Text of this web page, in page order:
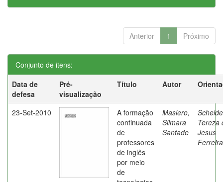
Anterior 1 Próximo
Conjunto de itens:
Data de
defesa
Pré-
visualização
Título Autor
23-Set-2010
A formação
continuada
de
professores
de inglês
por meio
de
Masiero,
Silmara
Santade
Tereza
Jesus
Ferreira